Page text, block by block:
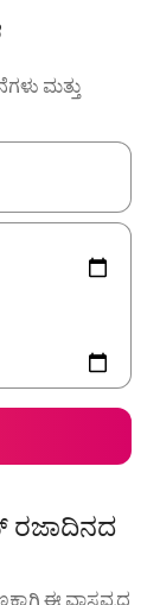
ಮತ್ತು
ಕೀಲಿಗಳೊಂದಿಗೆ
ರಜಾದಿನದ
ಈ ವಾಸ್ತವ್ಯದ